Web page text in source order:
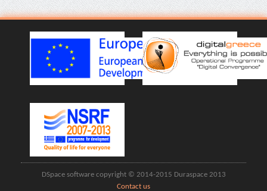
DSpace software copyright © 2014-2015 Duraspace 2013
Contact us